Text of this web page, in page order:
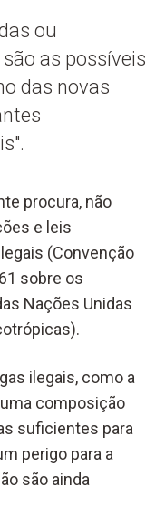
ou
as possíveis
das novas
procura, não
e leis
(Convenção
sobre os
Nações Unidas
ilegais, como a
composição
suficientes para
perigo para a
são ainda